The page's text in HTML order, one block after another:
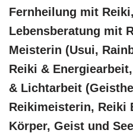
Fernheilung mit
Lebensberatung mit
Meisterin (Usui,
Reiki &
& Lichtarbeit
Reikimeisterin, Reiki
Körper, Geist und